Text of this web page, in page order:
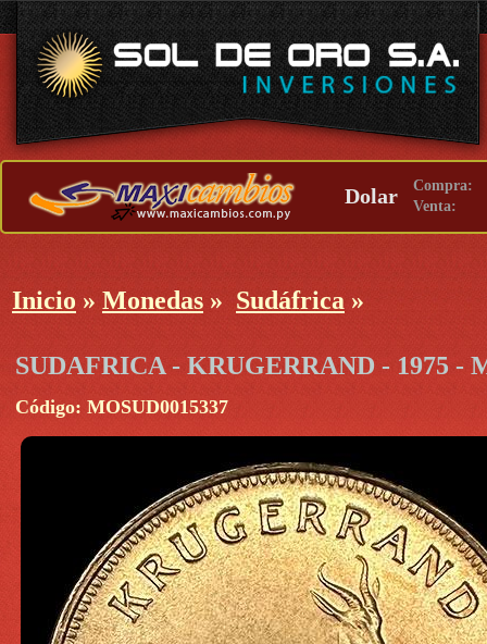
Dolar
Compra:
Venta:
Inicio » Monedas » Sudáfrica »
SUDAFRICA - KRUGERRAND - 1975 -
Código: MOSUD0015337